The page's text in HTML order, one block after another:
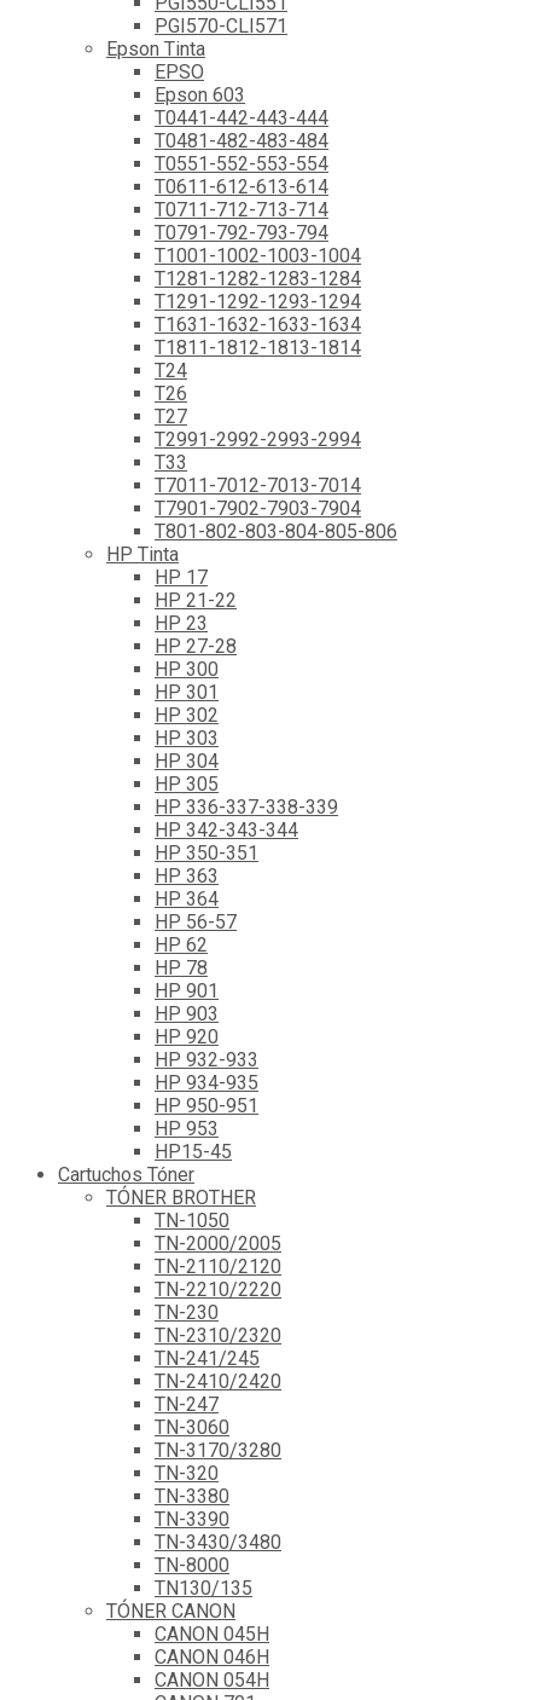
PGI570-CLI571
Epson Tinta
EPSO
Epson 603
T0441-442-443-444
T0481-482-483-484
T0551-552-553-554
T0611-612-613-614
T0711-712-713-714
T0791-792-793-794
T1001-1002-1003-1004
T1281-1282-1283-1284
T1291-1292-1293-1294
T1631-1632-1633-1634
T1811-1812-1813-1814
T24
T26
T27
T2991-2992-2993-2994
T33
T7011-7012-7013-7014
T7901-7902-7903-7904
T801-802-803-804-805-806
HP Tinta
HP 17
HP 21-22
HP 23
HP 27-28
HP 300
HP 301
HP 302
HP 303
HP 304
HP 305
HP 336-337-338-339
HP 342-343-344
HP 350-351
HP 363
HP 364
HP 56-57
HP 62
HP 78
HP 901
HP 903
HP 920
HP 932-933
HP 934-935
HP 950-951
HP 953
HP15-45
Cartuchos Tóner
TÓNER BROTHER
TN-1050
TN-2000/2005
TN-2110/2120
TN-2210/2220
TN-230
TN-2310/2320
TN-241/245
TN-2410/2420
TN-247
TN-3060
TN-3170/3280
TN-320
TN-3380
TN-3390
TN-3430/3480
TN-8000
TN130/135
TÓNER CANON
CANON 045H
CANON 046H
CANON 054H